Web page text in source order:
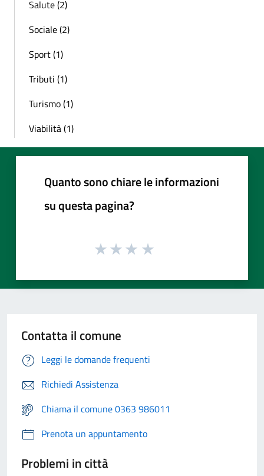
Salute (2)
Sociale (2)
Sport (1)
Tributi (1)
Turismo (1)
Viabilità (1)
Quanto sono chiare le informazioni
su questa pagina?
Contatta il comune
Leggi le domande frequenti
Richiedi Assistenza
Chiama il comune 0363 986011
Prenota un appuntamento
Problemi in città